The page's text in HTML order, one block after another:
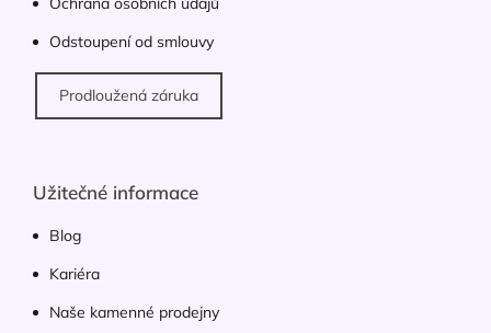
Odstoupení od smlouvy
Prodloužená záruka
Užitečné informace
Blog
Kariéra
Naše kamenné prodejny